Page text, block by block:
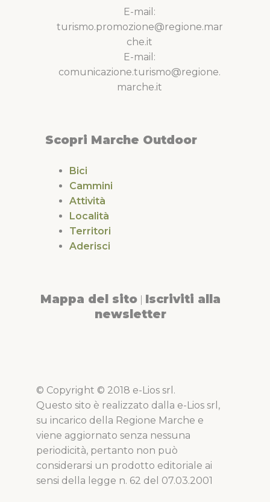
E-mail:
turismo.promozione@regione.mar
che.it
E-mail:
comunicazione.turismo@regione.
marche.it
Scopri Marche Outdoor
Bici
Cammini
Attività
Località
Territori
Aderisci
Mappa del sito Iscriviti alla
newsletter
© Copyright © 2018 e-Lios srl.
Questo sito è realizzato dalla e-Lios srl,
su incarico della Regione Marche e
viene aggiornato senza nessuna
periodicità, pertanto non può
considerarsi un prodotto editoriale ai
sensi della legge n. 62 del 07.03.2001